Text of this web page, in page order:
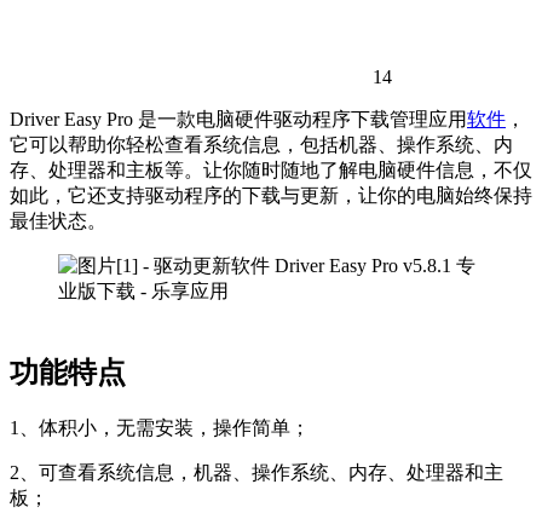
14
Driver Easy Pro 是一款电脑硬件驱动程序下载管理应用软件 ，
它可以帮助你轻松查看系统信息，包括机器、操作系统、内
存、处理器和主板等。让你随时随地了解电脑硬件信息，不仅
如此，它还支持驱动程序的下载与更新，让你的电脑始终保持
最佳状态。
功能特点
1、体积小，无需安装，操作简单；
2、可查看系统信息，机器、操作系统、内存、处理器和主
板；